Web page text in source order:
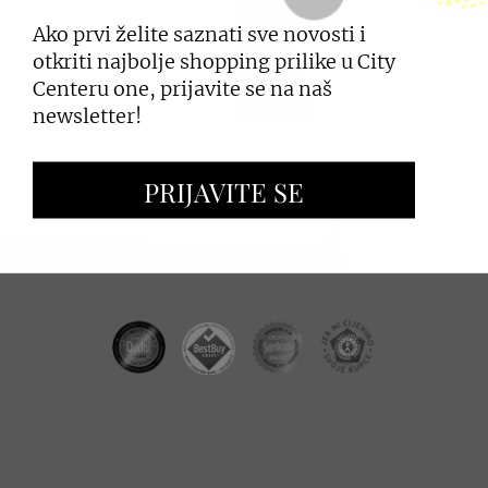
PRIJAVI SE
ZAKUP PROSTORA
OGLAŠAVANJE I PROMOCIJE
Ako prvi želite saznati sve novosti i
otkriti najbolje shopping prilike u City
Centeru one, prijavite se na naš
newsletter!
PRIJAVITE SE